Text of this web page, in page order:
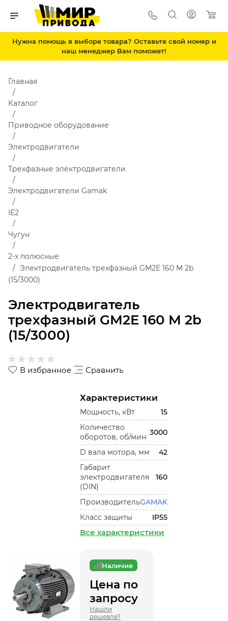
Нужна помощь в выборе товара? Оставьте свой номер и
наш менеджер Вам поможет!
Электродвигатель
трехфазный GM2E 160 M 2b
(15/3000)
Главная
Каталог
Приводное оборудование
Электродвигатели
Трехфазные электродвигатели
Электродвигатели Gamak
IE2
Чугун
2-х полюсные
Электродвигатель трехфазный GM2E 160 M 2b
(15/3000)
В избранное Сравнить
Характеристики
Мощность, кВт
15
Количество
оборотов, об/мин
3000
D вала мотора, мм
42
Габарит
электродвигателя
(DIN)
160
ПроизводительGAMAK
Класс защиты
IP55
Все характеристики
Наличие
Цена по
запросу
Нашли
дешевле?